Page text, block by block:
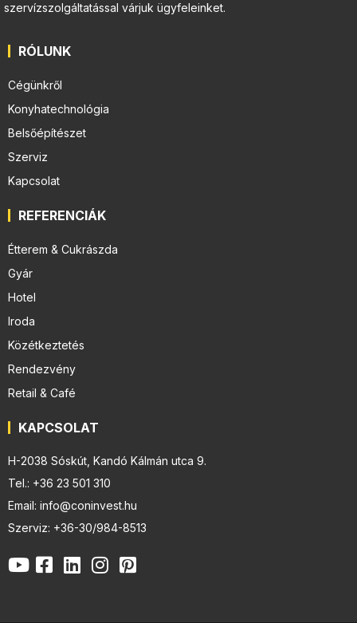
szervízszolgáltatással várjuk ügyfeleinket.
RÓLUNK
Cégünkről
Konyhatechnológia
Belsőépítészet
Szerviz
Kapcsolat
REFERENCIÁK
Étterem & Cukrászda
Gyár
Hotel
Iroda
Közétkeztetés
Rendezvény
Retail & Café
KAPCSOLAT
H-2038 Sóskút, Kandó Kálmán utca 9.
Tel.: +36 23 501 310
Email: info@coninvest.hu
Szerviz: +36-30/984-8513